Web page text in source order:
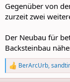
Gegenüber von
zurzeit zwei
Der Neubau für
Backsteinbau
R
e
BerArcUrb,